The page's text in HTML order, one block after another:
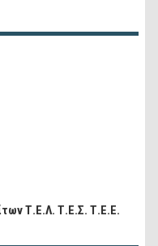
Τ.Ε.Λ. Τ.Ε.Σ. Τ.Ε.Ε.